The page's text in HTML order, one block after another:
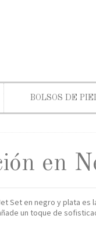
BOLSOS DE
en
Set en negro y plata es
un toque de